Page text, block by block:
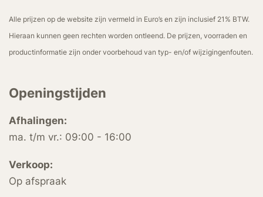
Alle prijzen op de website zijn vermeld in Euro’s en zijn inclusief 21% BTW.
Hieraan kunnen geen rechten worden ontleend. De prijzen, voorraden en
productinformatie zijn onder voorbehoud van typ- en/of wijzigingenfouten.
Openingstijden
Afhalingen:
ma. t/m vr.: 09:00 - 16:00
Verkoop:
Op afspraak